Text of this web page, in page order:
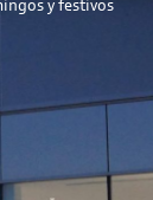
y festivos